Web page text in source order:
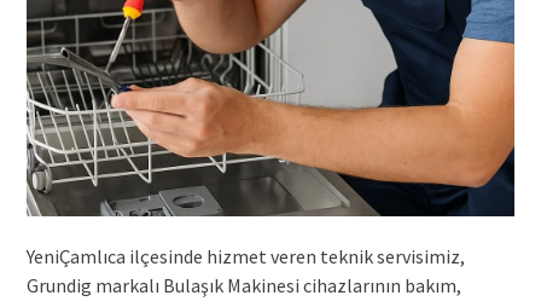
YeniÇamlıca ilçesinde hizmet veren teknik servisimiz,
Grundig markalı Bulaşık Makinesi cihazlarının bakım,